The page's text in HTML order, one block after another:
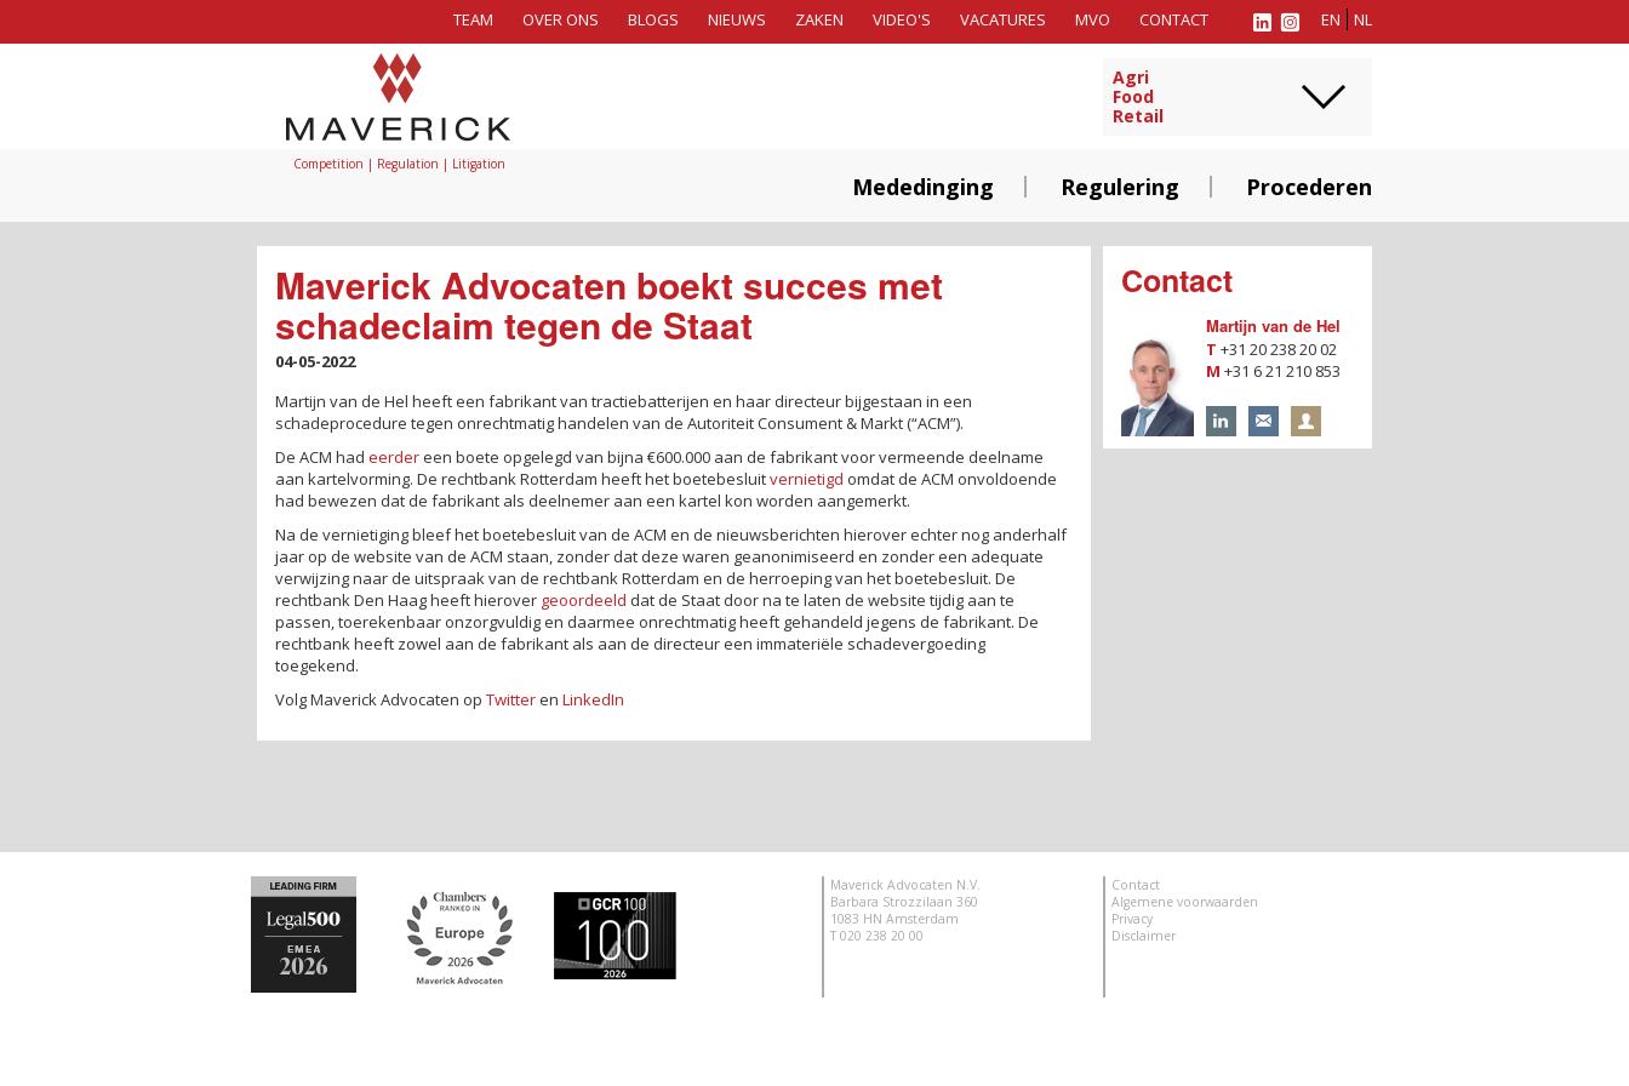
EN NL
TEAM OVER ONS BLOGS NIEUWS ZAKEN VIDEO'S VACATURES MVO CONTACT
Competition | Regulation | Litigation
Agri
Food
Retail
Mededinging Regulering Procederen
Maverick Advocaten boekt succes met
schadeclaim tegen de Staat
04-05-2022
Martijn van de Hel heeft een fabrikant van tractiebatterijen en haar directeur bijgestaan in een
schadeprocedure tegen onrechtmatig handelen van de Autoriteit Consument & Markt (“ACM”).
De ACM had eerdereen boete opgelegd van bijna €600.000 aan de fabrikant voor vermeende deelname
aan kartelvorming. De rechtbank Rotterdam heeft het boetebesluitvernietigd omdat de ACM onvoldoende
had bewezen dat de fabrikant als deelnemer aan een kartel kon worden aangemerkt.
Na de vernietiging bleef het boetebesluit van de ACM en de nieuwsberichten hierover echter nog anderhalf
jaar op de website van de ACM staan, zonder dat deze waren geanonimiseerd en zonder een adequate
verwijzing naar de uitspraak van de rechtbank Rotterdam en de herroeping van het boetebesluit. De
rechtbank Den Haag heeft hierover geoordeeld dat de Staat door na te laten de website tijdig aan te
passen, toerekenbaar onzorgvuldig en daarmee onrechtmatig heeft gehandeld jegens de fabrikant. De
rechtbank heeft zowel aan de fabrikant als aan de directeur een immateriële schadevergoeding
toegekend.
Volg Maverick Advocaten op Twitteren LinkedIn
Contact
Martijn van de Hel
T +31 20 238 20 02
M +31 6 21 210 853
Contact
Algemene voorwaarden
Privacy
Disclaimer
Maverick Advocaten N.V.
Barbara Strozzilaan 360
1083 HN Amsterdam
T 020 238 20 00